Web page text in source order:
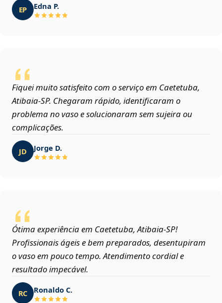
EP Edna P.
Fiquei muito satisfeito com o serviço em Caetetuba,
Atibaia‑SP. Chegaram rápido, identificaram o
problema no vaso e solucionaram sem sujeira ou
complicações.
JD Jorge D.
Ótima experiência em Caetetuba, Atibaia‑SP!
Profissionais ágeis e bem preparados, desentupiram
o vaso em pouco tempo. Atendimento cordial e
resultado impecável.
RC Ronaldo C.